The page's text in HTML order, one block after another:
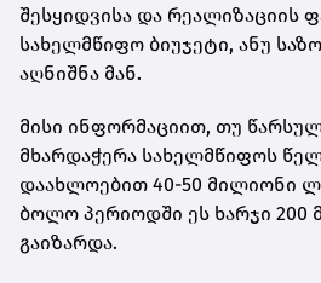
შესყიდვისა და რეალიზაციის
სახელმწიფო ბიუჯეტი, ანუ
აღნიშნა მან.
მისი ინფორმაციით, თუ
მხარდაჭერა სახელმწიფოს
დაახლოებით 40-50 მილიონი
ბოლო პერიოდში ეს ხარჯი
გაიზარდა.